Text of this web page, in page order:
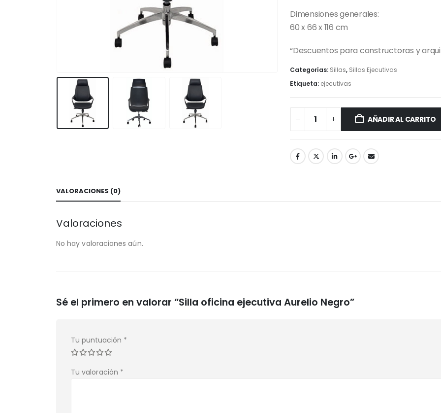
Dimensiones generales:
60 x 66 x 116 cm
“Descuentos para constructoras y
Categorías: Sillas, Sillas Ejecutivas
Etiqueta: ejecutivas
AÑADIR AL CARRITO
VALORACIONES (0)
Valoraciones
No hay valoraciones aún.
Sé el primero en valorar “Silla oficina ejecutiva Aurelio Negro”
Tu puntuación *
Tu valoración *